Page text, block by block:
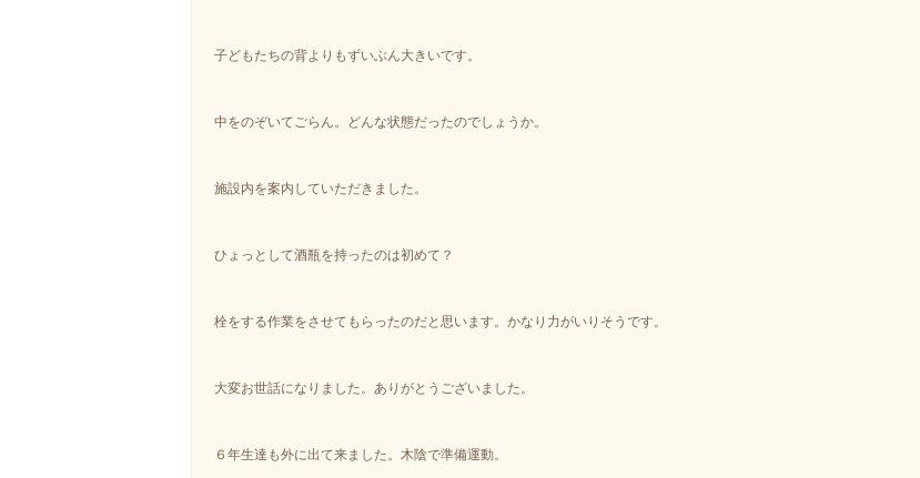
子どもたちの背よりもずいぶん大きいです。
中をのぞいてごらん。どんな状態だったのでしょうか。
施設内を案内していただきました。
ひょっとして酒瓶を持ったのは初めて？
栓をする作業をさせてもらったのだと思います。かなり力がいりそうです。
大変お世話になりました。ありがとうございました。
６年生達も外に出て来ました。木陰で準備運動。